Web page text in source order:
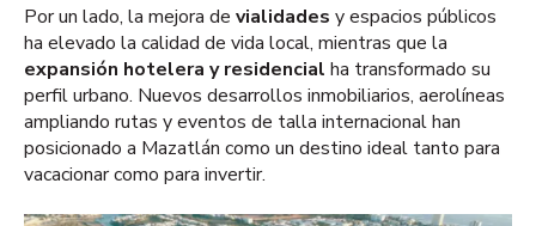
Por un lado, la mejora de vialidades y espacios públicos
ha elevado la calidad de vida local, mientras que la
expansión hotelera y residencial ha transformado su
perfil urbano. Nuevos desarrollos inmobiliarios, aerolíneas
ampliando rutas y eventos de talla internacional han
posicionado a Mazatlán como un destino ideal tanto para
vacacionar como para invertir.